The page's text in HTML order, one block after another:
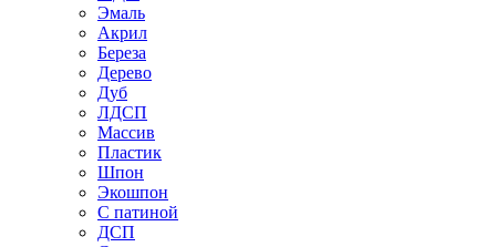
Эмаль
Акрил
Береза
Дерево
Дуб
ЛДСП
Массив
Пластик
Шпон
Экошпон
С патиной
ДСП